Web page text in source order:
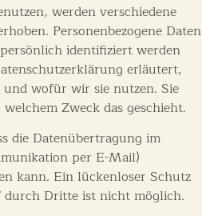
werden verschiedene
Personenbezogene Daten
identifiziert werden
erläutert,
wofür wir sie nutzen. Sie
Zweck das geschieht.
die Datenübertragung im
per E-Mail)
kann. Ein lückenloser Schutz
Dritte ist nicht möglich.